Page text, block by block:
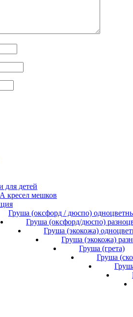
для детей
мешков
Груша (оксфорд / дюспо)
Груша (оксфорд/дюспо)
Груша (экокожа)
Груша (экокожа)
Груша (грета)
Груша